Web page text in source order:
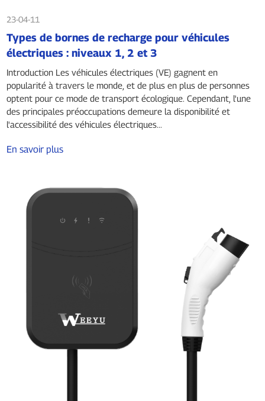
23-04-11
Types de bornes de recharge pour véhicules
électriques : niveaux 1, 2 et 3
Introduction Les véhicules électriques (VE) gagnent en
popularité à travers le monde, et de plus en plus de personnes
optent pour ce mode de transport écologique. Cependant, l'une
des principales préoccupations demeure la disponibilité et
l'accessibilité des véhicules électriques...
En savoir plus